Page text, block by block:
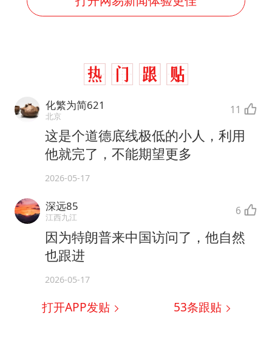
化繁为简621
北京 11
这是个道德底线极低的小人，利用
他就完了，不能期望更多
2026-05-17
深远85
江西九江 6
因为特朗普来中国访问了，他自然
也跟进
2026-05-17
打开APP发贴 53条跟贴